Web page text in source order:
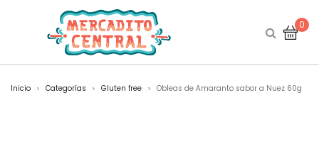
0
Inicio > Categorías > Gluten free > Obleas de Amaranto sabor a Nuez 60g